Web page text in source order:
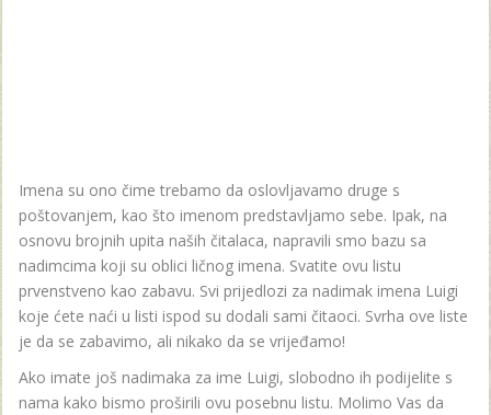
Imena su ono čime trebamo da oslovljavamo druge s
poštovanjem, kao što imenom predstavljamo sebe. Ipak, na
osnovu brojnih upita naših čitalaca, napravili smo bazu sa
nadimcima koji su oblici ličnog imena. Svatite ovu listu
prvenstveno kao zabavu. Svi prijedlozi za nadimak imena Luigi
koje ćete naći u listi ispod su dodali sami čitaoci. Svrha ove liste
je da se zabavimo, ali nikako da se vrijeđamo!
Ako imate još nadimaka za ime Luigi, slobodno ih podijelite s
nama kako bismo proširili ovu posebnu listu. Molimo Vas da